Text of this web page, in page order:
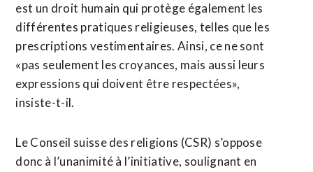
est un droit humain qui protège également les
différentes pratiques religieuses, telles que les
prescriptions vestimentaires. Ainsi, ce ne sont
«pas seulement les croyances, mais aussi leurs
expressions qui doivent être respectées»,
insiste-t-il.
Le Conseil suisse des religions (CSR) s’oppose
donc à l’unanimité à l’initiative, soulignant en